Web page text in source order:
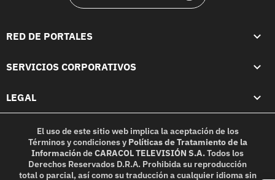
RED DE PORTALES
SERVICIOS CORPORATIVOS
LEGAL
El uso de este sitio web implica la aceptación de los
Términos y condicionesy Políticas de Tratamiento de la
InformacióndeCARACOL TELEVISIÓN S.A.Todos los
Derechos Reservados D.R.A. Prohibida su reproducción
total o parcial, así como su traducción a cualquier idioma sin